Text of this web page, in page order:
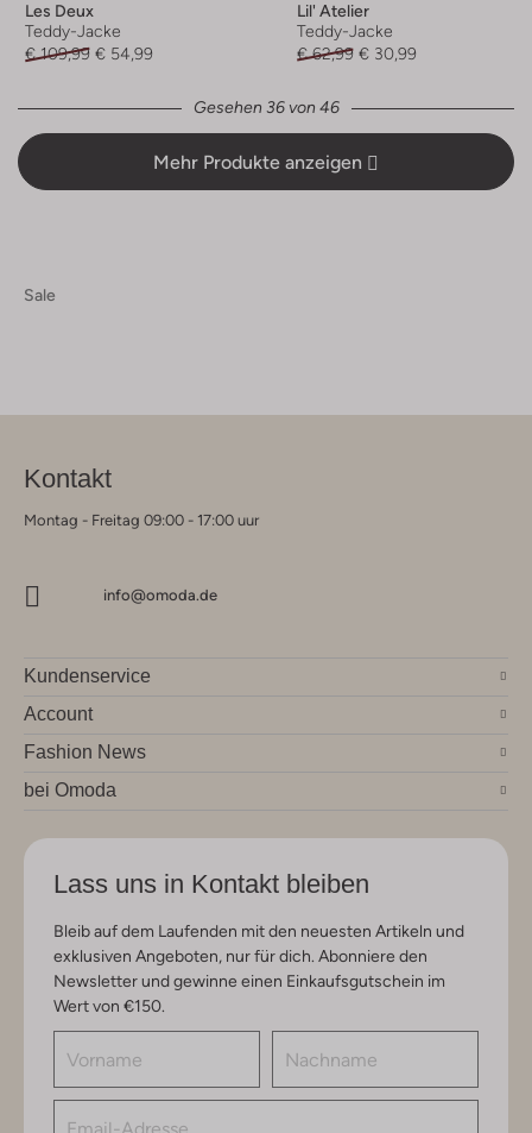
Les Deux
Teddy-Jacke
€ 109,99 € 54,99
Lil' Atelier
Teddy-Jacke
€ 62,99 € 30,99
Gesehen 36 von 46
Mehr Produkte anzeigen
Sale
Kontakt
Montag - Freitag 09:00 - 17:00 uur
info@omoda.de
Kundenservice
Account
Fashion News
bei Omoda
Lass uns in Kontakt bleiben
Bleib auf dem Laufenden mit den neuesten Artikeln und
exklusiven Angeboten, nur für dich. Abonniere den
Newsletter und gewinne einen Einkaufsgutschein im
Wert von €150.